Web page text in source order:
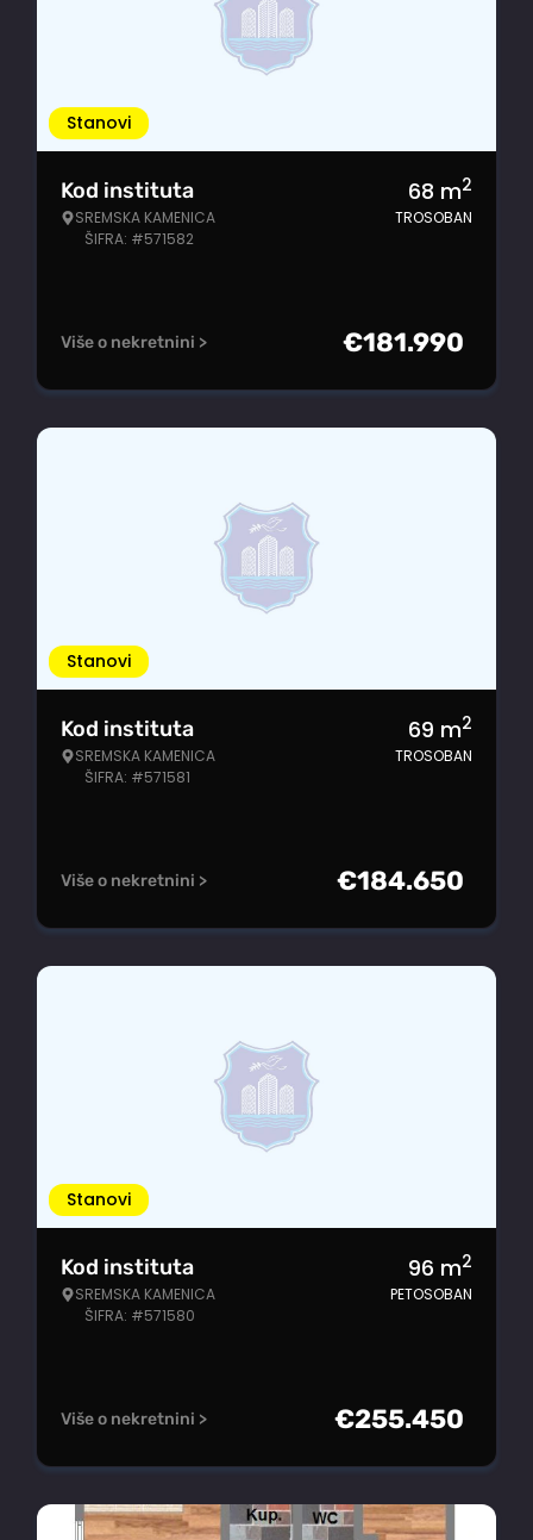
Stanovi
Kod instituta
SREMSKA KAMENICA
ŠIFRA: #571582
68 m2
TROSOBAN
Više o nekretnini > €181.990
Stanovi
Kod instituta
SREMSKA KAMENICA
ŠIFRA: #571581
69 m2
TROSOBAN
Više o nekretnini > €184.650
Stanovi
Kod instituta
SREMSKA KAMENICA
ŠIFRA: #571580
96 m2
PETOSOBAN
Više o nekretnini > €255.450